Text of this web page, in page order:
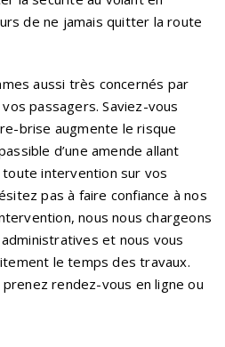
de ne jamais quitter la route
aussi très concernés par
passagers. Saviez-vous
brise augmente le risque
d’une amende allant
toute intervention sur vos
pas à faire confiance à nos
nous nous chargeons
et nous vous
le temps des travaux.
rendez-vous en ligne ou